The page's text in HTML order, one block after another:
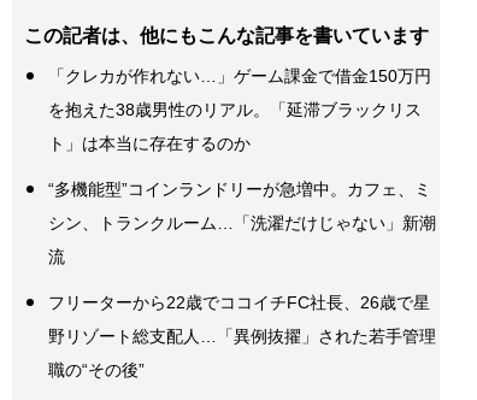
この記者は、他にもこんな記事を書いています
「クレカが作れない…」ゲーム課金で借金150万円
を抱えた38歳男性のリアル。「延滞ブラックリス
ト」は本当に存在するのか
“多機能型”コインランドリーが急増中。カフェ、ミ
シン、トランクルーム…「洗濯だけじゃない」新潮
流
フリーターから22歳でココイチFC社長、26歳で星
野リゾート総支配人…「異例抜擢」された若手管理
職の“その後”